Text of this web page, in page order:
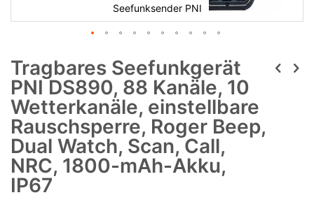
Seefunksender PNI
Tragbares Seefunkgerät
PNI DS890, 88 Kanäle, 10
Wetterkanäle, einstellbare
Rauschsperre, Roger Beep,
Dual Watch, Scan, Call,
NRC, 1800-mAh-Akku,
IP67